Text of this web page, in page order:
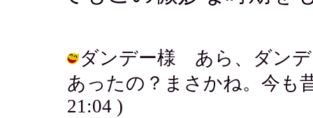
ダンデー様 あら、ダンデ
あったの？まさかね。今も
21:04 )